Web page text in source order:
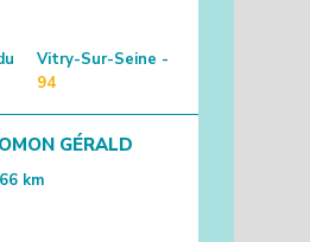
Vitry-Sur-Seine -
94
GÉRALD
km